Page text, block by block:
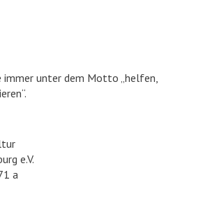
unter dem Motto „helfen,
e.V.
a